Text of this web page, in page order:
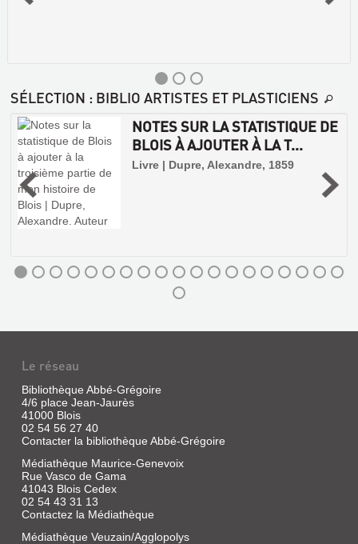
ENFANCE
PEINTURES
RÉCENTES
Livre
Damon,
Hubert
Marcel
Grunspan,
1998
SÉLECTION : BIBLIO ARTISTES ET PLASTICIENS
NOTES SUR LA STATISTIQUE DE
BLOIS À AJOUTER À LA T...
Livre | Dupre, Alexandre, 1859
Le réseau
Bibliothèque Abbé-Grégoire
4/6 place Jean-Jaurès
41000 Blois
02 54 56 27 40
Contacter la bibliothèque Abbé-Grégoire
Médiathèque Maurice-Genevoix
Rue Vasco de Gama
41043 Blois Cedex
02 54 43 31 13
Contactez la Médiathèque
Médiathèque Veuzain/Agglopolys